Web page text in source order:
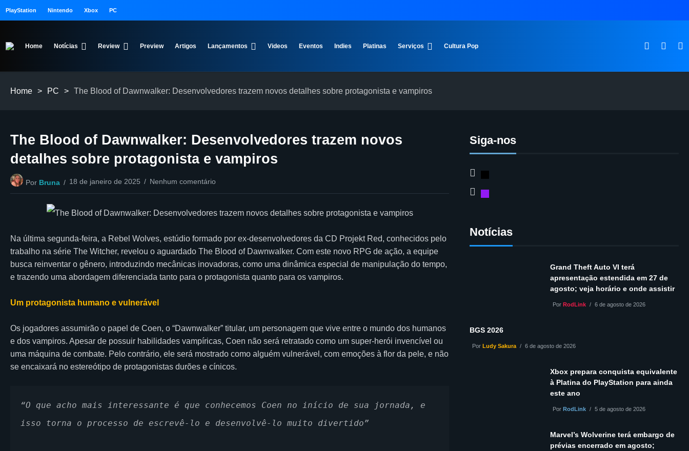
PlayStation Nintendo Xbox PC
Home Notícias Review Preview Artigos Lançamentos Videos Eventos Indies Platinas Serviços Cultura Pop
Home > PC > The Blood of Dawnwalker: Desenvolvedores trazem novos detalhes sobre protagonista e vampiros
The Blood of Dawnwalker: Desenvolvedores trazem novos
detalhes sobre protagonista e vampiros
Por Bruna 18 de janeiro de 2025 Nenhum comentário
Na última segunda-feira, a Rebel Wolves, estúdio formado por ex-desenvolvedores da CD Projekt Red, conhecidos pelo
trabalho na série The Witcher, revelou o aguardado The Blood of Dawnwalker. Com este novo RPG de ação, a equipe
busca reinventar o gênero, introduzindo mecânicas inovadoras, como uma dinâmica especial de manipulação do tempo,
e trazendo uma abordagem diferenciada tanto para o protagonista quanto para os vampiros.
Um protagonista humano e vulnerável
Os jogadores assumirão o papel de Coen, o “Dawnwalker” titular, um personagem que vive entre o mundo dos humanos
e dos vampiros. Apesar de possuir habilidades vampíricas, Coen não será retratado como um super-herói invencível ou
uma máquina de combate. Pelo contrário, ele será mostrado como alguém vulnerável, com emoções à flor da pele, e não
se encaixará no estereótipo de protagonistas durões e cínicos.
“O que acho mais interessante é que conhecemos Coen no início de sua jornada, e
isso torna o processo de escrevê-lo e desenvolvê-lo muito divertido”
Siga-nos
Notícias
Grand Theft Auto VI terá
apresentação estendida em 27 de
agosto; veja horário e onde assistir
Por RodLink 6 de agosto de 2026
BGS 2026
PorLudy Sakura 6 de agosto de 2026
Xbox prepara conquista equivalente
à Platina do PlayStation para ainda
este ano
Por RodLink 5 de agosto de 2026
Marvel’s Wolverine terá embargo de
prévias encerrado em agosto;